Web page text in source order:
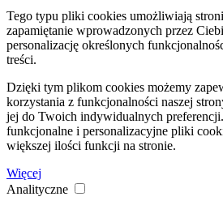
Tego typu pliki cookies umożliwiają
zapamiętanie wprowadzonych przez
personalizację określonych
treści.
Dzięki tym plikom cookies możemy
korzystania z funkcjonalności naszej
jej do Twoich indywidualnych
funkcjonalne i personalizacyjne pliki
większej ilości funkcji na stronie.
Więcej
Analityczne